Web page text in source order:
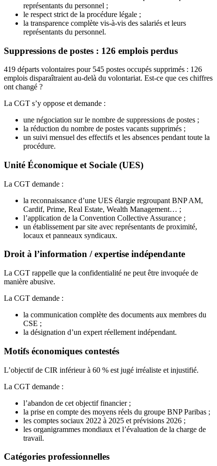
représentants du personnel ;
le respect strict de la procédure légale ;
la transparence complète vis-à-vis des salariés et leurs
représentants du personnel.
Suppressions de postes : 126 emplois perdus
419 départs volontaires pour 545 postes occupés supprimés : 126
emplois disparaîtraient au-delà du volontariat. Est-ce que ces chiffres
ont changé ?
La CGT s’y oppose et demande :
une négociation sur le nombre de suppressions de postes ;
la réduction du nombre de postes vacants supprimés ;
un suivi mensuel des effectifs et les absences pendant toute la
procédure.
Unité Économique et Sociale (UES)
La CGT demande :
la reconnaissance d’une UES élargie regroupant BNP AM,
Cardif, Prime, Real Estate, Wealth Management… ;
l’application de la Convention Collective Assurance ;
un établissement par site avec représentants de proximité,
locaux et panneaux syndicaux.
Droit à l’information / expertise indépendante
La CGT rappelle que la confidentialité ne peut être invoquée de
manière abusive.
La CGT demande :
la communication complète des documents aux membres du
CSE ;
la désignation d’un expert réellement indépendant.
Motifs économiques contestés
L’objectif de CIR inférieur à 60 % est jugé irréaliste et injustifié.
La CGT demande :
l’abandon de cet objectif financier ;
la prise en compte des moyens réels du groupe BNP Paribas ;
les comptes sociaux 2022 à 2025 et prévisions 2026 ;
les organigrammes mondiaux et l’évaluation de la charge de
travail.
Catégories professionnelles